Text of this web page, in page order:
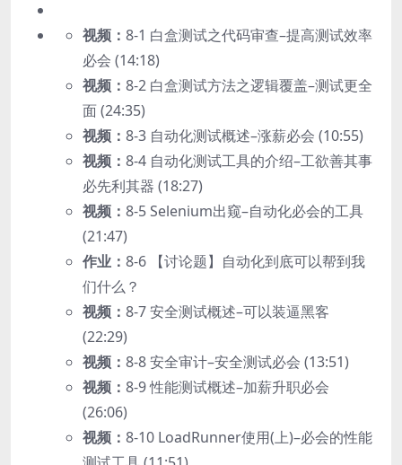
视频： 8-1 白盒测试之代码审查–提高测试效率
必会 (14:18)
视频： 8-2 白盒测试方法之逻辑覆盖–测试更全
面 (24:35)
视频： 8-3 自动化测试概述–涨薪必会 (10:55)
视频： 8-4 自动化测试工具的介绍–工欲善其事
必先利其器 (18:27)
视频： 8-5 Selenium出窥–自动化必会的工具
(21:47)
作业： 8-6 【讨论题】自动化到底可以帮到我
们什么？
视频： 8-7 安全测试概述–可以装逼黑客
(22:29)
视频： 8-8 安全审计–安全测试必会 (13:51)
视频： 8-9 性能测试概述–加薪升职必会
(26:06)
视频： 8-10 LoadRunner使用(上)–必会的性能